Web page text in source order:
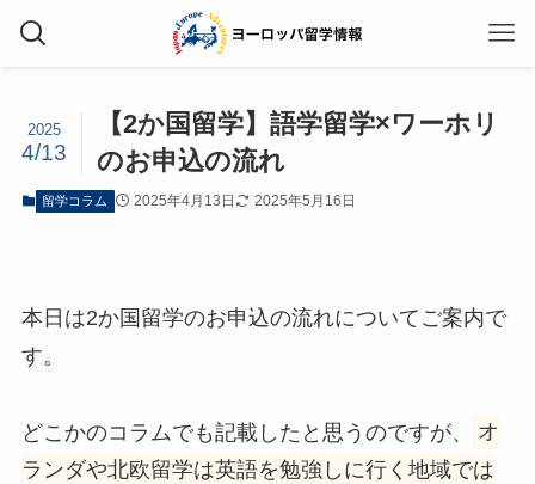
【2か国留学】語学留学×ワーホリ
のお申込の流れ
2025
4/13
留学コラム 2025年4月13日 2025年5月16日
本日は2か国留学のお申込の流れについてご案内で
す。
どこかのコラムでも記載したと思うのですが、
オ
ランダや北欧留学は英語を勉強しに行く地域では